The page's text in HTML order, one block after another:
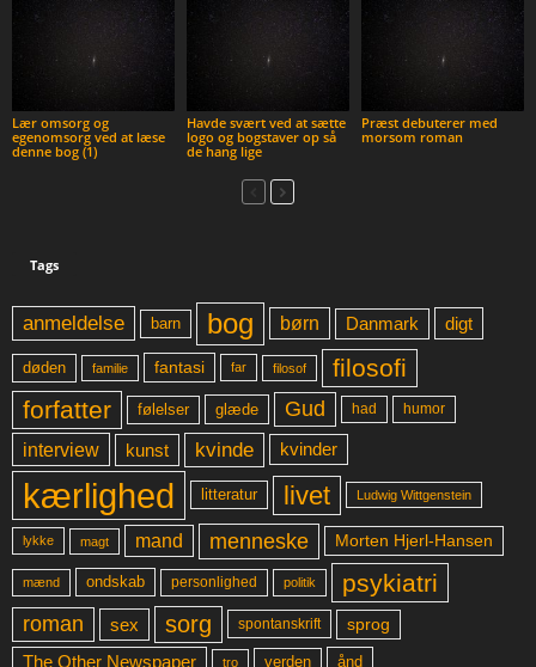
Lær omsorg og
egenomsorg ved at læse
denne bog (1)
Havde svært ved at sætte
logo og bogstaver op så
de hang lige
Præst debuterer med
morsom roman
Tags
anmeldelse barn bog børn Danmark digt
døden familie fantasi far filosof
filosofi
forfatter
følelser glæde Gud had humor
interview kunst kvinde kvinder
kærlighed litteratur livet Ludwig Wittgenstein
lykke magt mand menneske Morten Hjerl-Hansen
mænd ondskab personlighed politik psykiatri
roman sex sorg spontanskrift sprog
The Other Newspaper tro verden ånd